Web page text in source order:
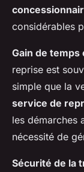
considérables
Gain de temps
reprise est
simple que la
service de
les démarches
nécessité de
Sécurité de la